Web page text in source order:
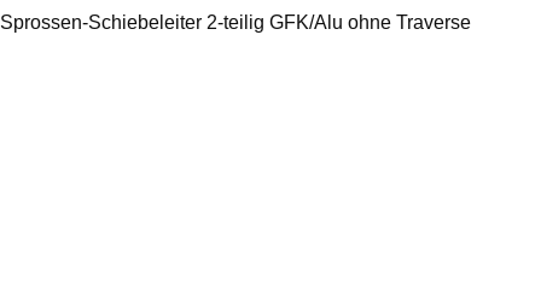
Sprossen-Schiebeleiter 2-teilig GFK/Alu ohne Traverse